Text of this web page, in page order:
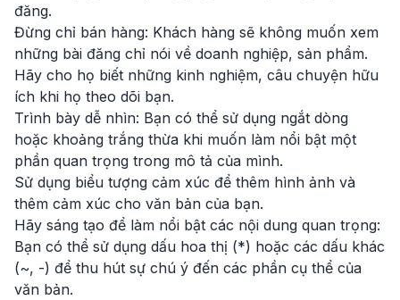
đăng.
Đừng chỉ bán hàng: Khách hàng sẽ không muốn xem
những bài đăng chỉ nói về doanh nghiệp, sản phẩm.
Hãy cho họ biết những kinh nghiệm, câu chuyện hữu
ích khi họ theo dõi bạn.
Trình bày dễ nhìn: Bạn có thể sử dụng ngắt dòng
hoặc khoảng trắng thừa khi muốn làm nổi bật một
phần quan trọng trong mô tả của mình.
Sử dụng biểu tượng cảm xúc để thêm hình ảnh và
thêm cảm xúc cho văn bản của bạn.
Hãy sáng tạo để làm nổi bật các nội dung quan trọng:
Bạn có thể sử dụng dấu hoa thị (*) hoặc các dấu khác
(~, -) để thu hút sự chú ý đến các phần cụ thể của
văn bản.